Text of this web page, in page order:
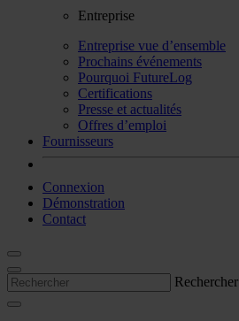
Entreprise
Entreprise vue d’ensemble
Prochains événements
Pourquoi FutureLog
Certifications
Presse et actualités
Offres d’emploi
Fournisseurs
Connexion
Démonstration
Contact
Rechercher